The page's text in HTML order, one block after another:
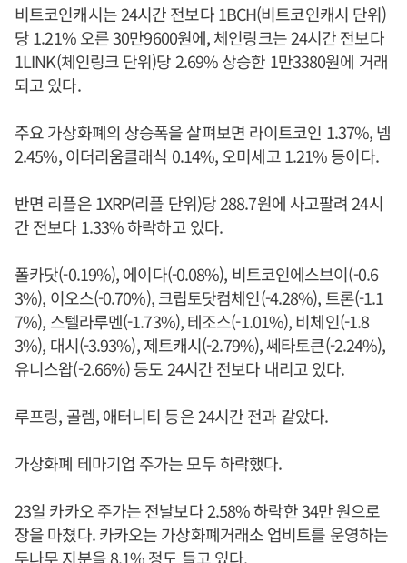
비트코인캐시는 24시간 전보다 1BCH(비트코인캐시 단위)
당 1.21% 오른 30만9600원에, 체인링크는 24시간 전보다
1LINK(체인링크 단위)당 2.69% 상승한 1만3380원에 거래
되고 있다.
주요 가상화폐의 상승폭을 살펴보면 라이트코인 1.37%, 넴
2.45%, 이더리움클래식 0.14%, 오미세고 1.21% 등이다.
반면 리플은 1XRP(리플 단위)당 288.7원에 사고팔려 24시
간 전보다 1.33% 하락하고 있다.
폴카닷(-0.19%), 에이다(-0.08%), 비트코인에스브이(-0.6
3%), 이오스(-0.70%), 크립토닷컴체인(-4.28%), 트론(-1.1
7%), 스텔라루멘(-1.73%), 테조스(-1.01%), 비체인(-1.8
3%), 대시(-3.93%), 제트캐시(-2.79%), 쎄타토큰(-2.24%),
유니스왑(-2.66%) 등도 24시간 전보다 내리고 있다.
루프링, 골렘, 애터니티 등은 24시간 전과 같았다.
가상화폐 테마기업 주가는 모두 하락했다.
23일 카카오 주가는 전날보다 2.58% 하락한 34만 원으로
장을 마쳤다. 카카오는 가상화폐거래소 업비트를 운영하는
두나무 지분을 8.1% 정도 들고 있다.